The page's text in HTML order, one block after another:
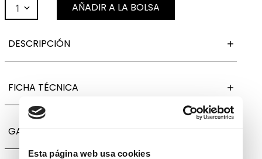
Esta página web usa cookies
1 AÑADIR A LA BOLSA
DESCRIPCIÓN
FICHA TÉCNICA
GARANTÍA, CAMBIOS Y DEVOLUCIONES